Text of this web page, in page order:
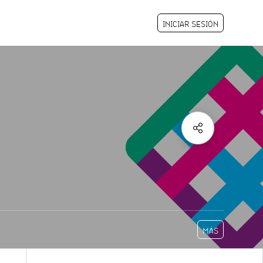
INICIAR SESIÓN
MÁS